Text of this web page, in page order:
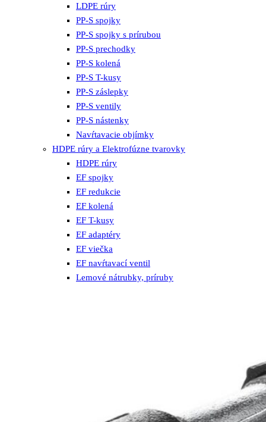
LDPE rúry
PP-S spojky
PP-S spojky s prírubou
PP-S prechodky
PP-S kolená
PP-S T-kusy
PP-S záslepky
PP-S ventily
PP-S nástenky
Navŕtavacie objímky
HDPE rúry a Elektrofúzne tvarovky
HDPE rúry
EF spojky
EF redukcie
EF kolená
EF T-kusy
EF adaptéry
EF viečka
EF navŕtavací ventil
Lemové nátrubky, príruby